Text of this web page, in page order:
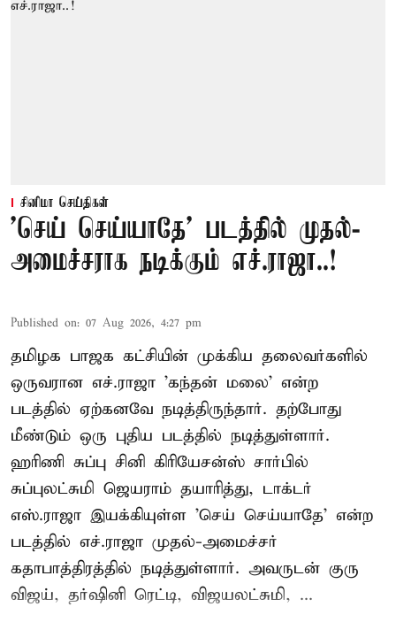
சினிமா செய்திகள்
'செய் செய்யாதே' படத்தில் முதல்-
அமைச்சராக நடிக்கும் எச்.ராஜா..!
Published on: 07 Aug 2026, 4:27 pm
தமிழக பாஜக கட்சியின் முக்கிய தலைவர்களில்
ஒருவரான எச்.ராஜா 'கந்தன் மலை' என்ற
படத்தில் ஏற்கனவே நடித்திருந்தார். தற்போது
மீண்டும் ஒரு புதிய படத்தில் நடித்துள்ளார்.
ஹரிணி சுப்பு சினி கிரியேசன்ஸ் சார்பில்
சுப்புலட்சுமி ஜெயராம் தயாரித்து, டாக்டர்
எஸ்.ராஜா இயக்கியுள்ள 'செய் செய்யாதே' என்ற
படத்தில் எச்.ராஜா முதல்-அமைச்சர்
கதாபாத்திரத்தில் நடித்துள்ளார். அவருடன் குரு
விஜய், தர்ஷினி ரெட்டி, விஜயலட்சுமி, ...